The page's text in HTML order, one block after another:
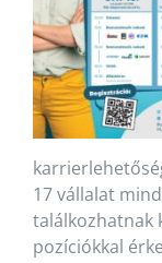
17 vállalat
találkozhatnak
pozíciókkal